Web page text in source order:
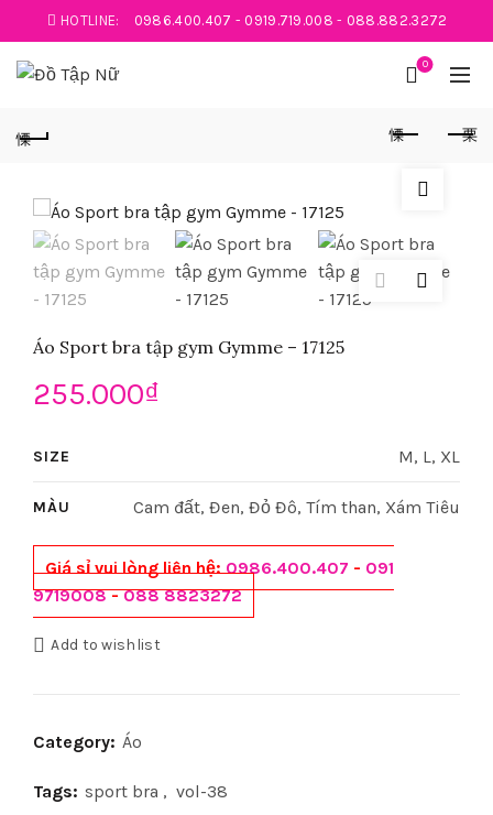
HOTLINE: 0986.400.407 - 0919.719.008 - 088.882.3272
0
Áo Sport bra tập gym Gymme – 17125
255.000₫
SIZE M, L, XL
MÀU Cam đất, Đen, Đỏ Đô, Tím than, Xám Tiêu
Giá sỉ vui lòng liên hệ: 0986.400.407 - 091
9719008-088 8823272
Add to wishlist
Category: Áo
Tags: sport bra , vol-38